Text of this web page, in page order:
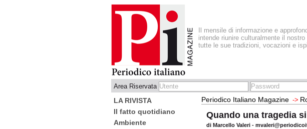
Il mensile di informazione e
intende riunire culturalmente il
tutte le sue tradizioni, vocazioni e
Area Riservata
LA RIVISTA
Il fatto quotidiano
Ambiente
Periodico Italiano Magazine ->
Quando una tragedia
di Marcello Valeri -